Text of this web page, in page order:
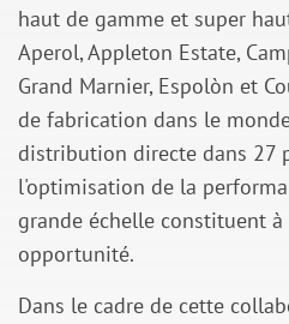
haut de gamme et super
Aperol, Appleton Estate,
Grand Marnier, Espolòn et
de fabrication dans le
distribution directe dans 27
l'optimisation de la
grande échelle constituent
opportunité.
Dans le cadre de cette